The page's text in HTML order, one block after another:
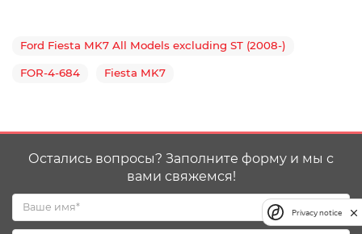
Ford Fiesta MK7 All Models excluding ST (2008-)
FOR-4-684 Fiesta MK7
Остались вопросы? Заполните форму и мы с
вами свяжемся!
Privacy notice